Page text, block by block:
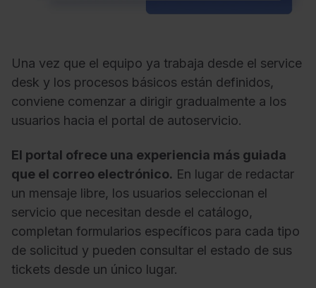
Una vez que el equipo ya trabaja desde el service
desk y los procesos básicos están definidos,
conviene comenzar a dirigir gradualmente a los
usuarios hacia el portal de autoservicio.
El portal ofrece una experiencia más guiada
que el correo electrónico. En lugar de redactar
un mensaje libre, los usuarios seleccionan el
servicio que necesitan desde el catálogo,
completan formularios específicos para cada tipo
de solicitud y pueden consultar el estado de sus
tickets desde un único lugar.